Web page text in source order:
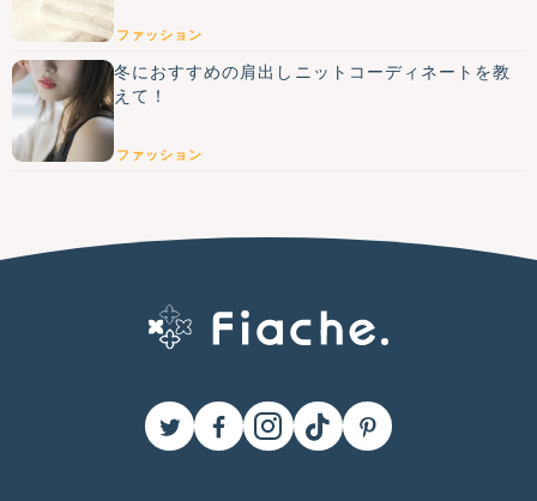
ファッション
冬におすすめの肩出しニットコーディネートを教
えて！
ファッション